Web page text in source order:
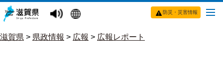
防災・災害情報
滋賀県 > 県政情報 > 広報 > 広報レポート